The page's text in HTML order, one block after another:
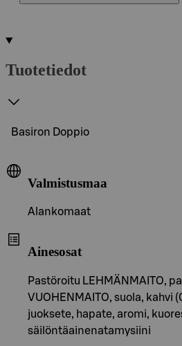
Tuotetiedot
Basiron Doppio
Valmistusmaa
Alankomaat
Ainesosat
Pastöroitu LEHMÄNMAITO,
VUOHENMAITO, suola, kahvi
juoksete, hapate, aromi,
säilöntäainenatamysiini